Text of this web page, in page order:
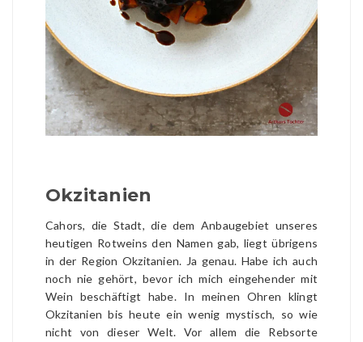
Okzitanien
Cahors, die Stadt, die dem Anbaugebiet unseres
heutigen Rotweins den Namen gab, liegt übrigens
in der Region Okzitanien. Ja genau. Habe ich auch
noch nie gehört, bevor ich mich eingehender mit
Wein beschäftigt habe. In meinen Ohren klingt
Okzitanien bis heute ein wenig mystisch, so wie
nicht von dieser Welt. Vor allem die Rebsorte